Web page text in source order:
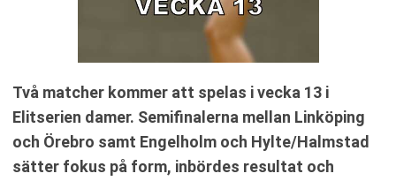
Två matcher kommer att spelas i vecka 13 i
Elitserien damer. Semifinalerna mellan Linköping
och Örebro samt Engelholm och Hylte/Halmstad
sätter fokus på form, inbördes resultat och